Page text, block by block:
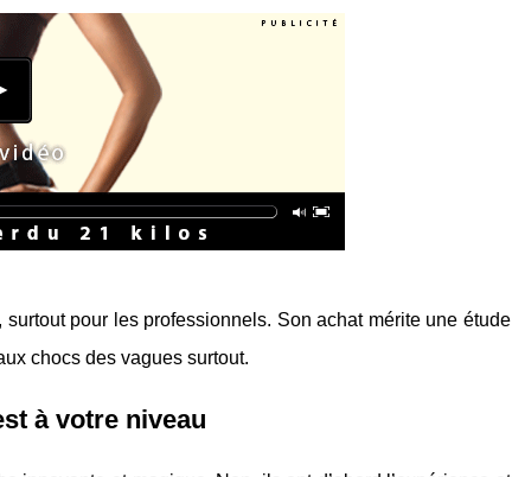
pour les professionnels. Son achat mérite une étude
chocs des vagues surtout.
à votre niveau